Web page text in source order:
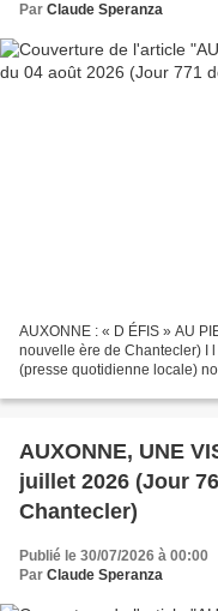
Par Claude Speranza
AUXONNE : « D ÉFIS » AU
nouvelle ère de Chantecler) I
(presse quotidienne locale)
AUXONNE, UNE
juillet 2026 (Jour
Chantecler)
Publié le 30/07/2026 à 00:00
Par Claude Speranza